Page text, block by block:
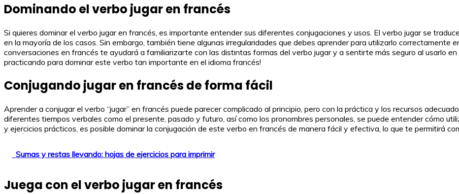
Dominando el verbo jugar en francés
Si quieres dominar el verbo jugar en francés, es importante entender sus diferentes conjugaciones y usos. El verbo jugar se
en la mayoría de los casos. Sin embargo, también tiene algunas irregularidades que debes aprender para utilizarlo
conversaciones en francés te ayudará a familiarizarte con las distintas formas del verbo jugar y a sentirte más seguro al usarlo
practicando para dominar este verbo tan importante en el idioma francés!
Conjugando jugar en francés de forma fácil
Aprender a conjugar el verbo “jugar” en francés puede parecer complicado al principio, pero con la práctica y los recursos
diferentes tiempos verbales como el presente, pasado y futuro, así como los pronombres personales, se puede entender cómo
y ejercicios prácticos, es posible dominar la conjugación de este verbo en francés de manera fácil y efectiva, lo que te permitirá
Sumas y restas llevando: hojas de ejercicios para imprimir
Juega con el verbo jugar en francés